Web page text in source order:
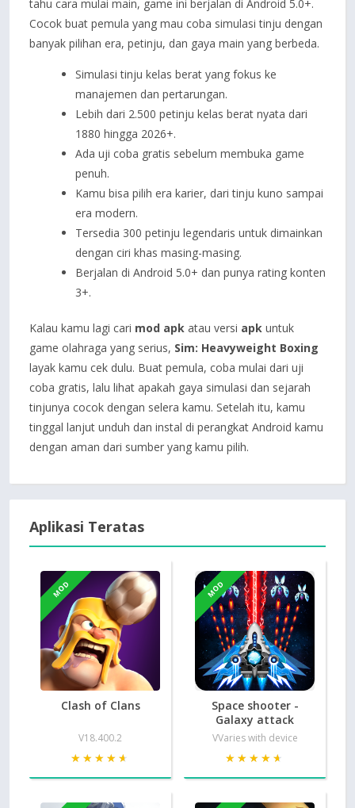
tahu cara mulai main, game ini berjalan di Android 5.0+.
Cocok buat pemula yang mau coba simulasi tinju dengan
banyak pilihan era, petinju, dan gaya main yang berbeda.
Simulasi tinju kelas berat yang fokus ke
manajemen dan pertarungan.
Lebih dari 2.500 petinju kelas berat nyata dari
1880 hingga 2026+.
Ada uji coba gratis sebelum membuka game
penuh.
Kamu bisa pilih era karier, dari tinju kuno sampai
era modern.
Tersedia 300 petinju legendaris untuk dimainkan
dengan ciri khas masing-masing.
Berjalan di Android 5.0+ dan punya rating konten
3+.
Kalau kamu lagi cari mod apk atau versi apk untuk
game olahraga yang serius, Sim: Heavyweight Boxing
layak kamu cek dulu. Buat pemula, coba mulai dari uji
coba gratis, lalu lihat apakah gaya simulasi dan sejarah
tinjunya cocok dengan selera kamu. Setelah itu, kamu
tinggal lanjut unduh dan instal di perangkat Android kamu
dengan aman dari sumber yang kamu pilih.
Aplikasi Teratas
MOD
Clash of Clans
V18.400.2
★★★★★
★★★★★
MOD
Space shooter -
Galaxy attack
VVaries with device
★★★★★
★★★★★